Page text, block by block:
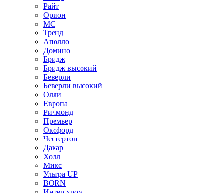
Райт
Орион
МС
Тренд
Аполло
Домино
Бридж
Бридж высокий
Беверли
Беверли высокий
Олли
Европа
Ричмонд
Премьер
Оксфорд
Честертон
Дакар
Холл
Микс
Ультра UP
BORN